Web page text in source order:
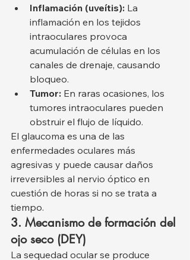
Inflamación (uveítis): La
inflamación en los tejidos
intraoculares provoca
acumulación de células en los
canales de drenaje, causando
bloqueo.
Tumor: En raras ocasiones, los
tumores intraoculares pueden
obstruir el flujo de líquido.
El glaucoma es una de las
enfermedades oculares más
agresivas y puede causar daños
irreversibles al nervio óptico en
cuestión de horas si no se trata a
tiempo.
3. Mecanismo de formación del
ojo seco (DEY)
La sequedad ocular se produce